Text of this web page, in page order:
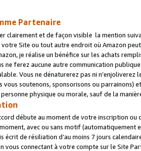
Partenaire
clairement et de façon visible la mention
Site ou tout autre endroit où Amazon
je réalise un bénéfice sur les achats
ne ferez aucune autre communication
Vous ne dénaturerez pas ni
vous soutenons, sponsorisons ou parrainons)
physique ou morale, sauf de la
débute au moment de votre inscription
avec ou sans motif (automatiquement
écrit de résiliation d’au moins 7 jours
vous connectant à votre compte sur le Site